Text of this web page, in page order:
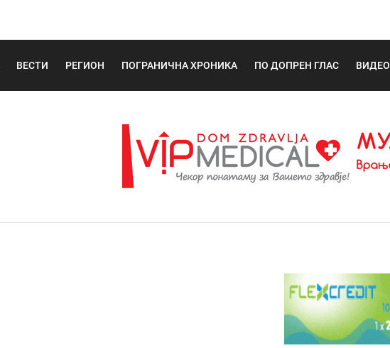
ВЕСТИ РЕГИОН ПОГРАНИЧНА ХРОНИКА ПО ДОПРЕН ГЛАС ВИДЕО